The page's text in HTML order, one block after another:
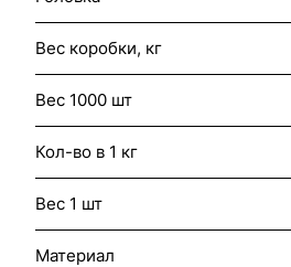
Вес коробки, кг
Вес 1000 шт
Кол-во в 1 кг
Вес 1 шт
Материал